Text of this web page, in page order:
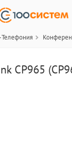
Телефония
CP965